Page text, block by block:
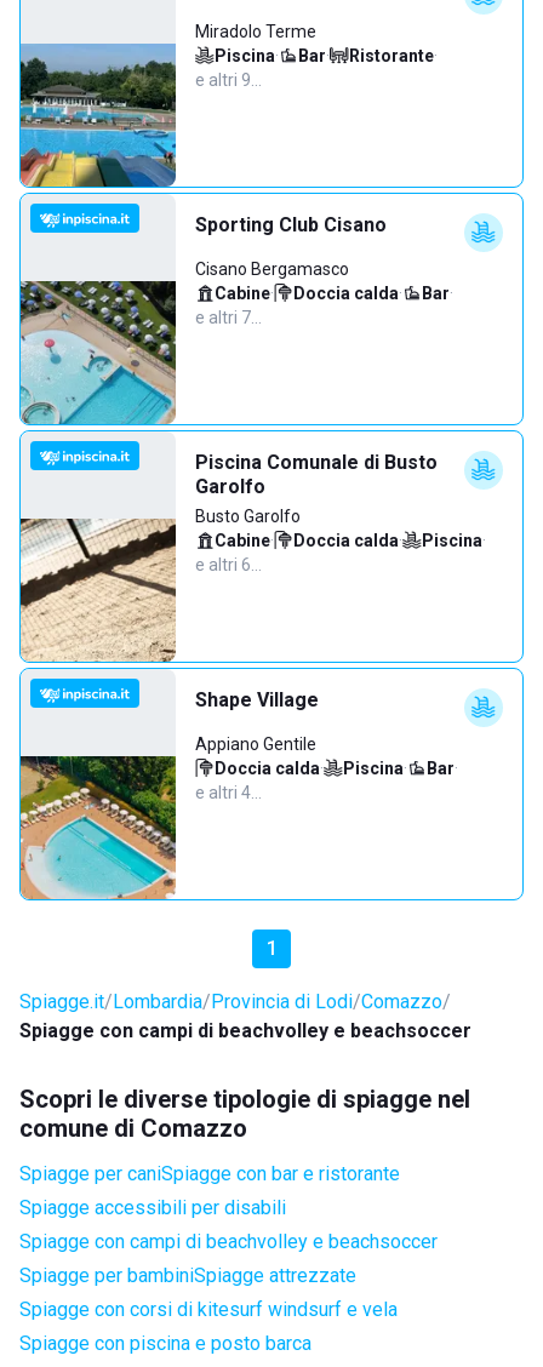
Miradolo Terme
Piscina· Bar· Ristorante·
e altri 9…
Sporting Club Cisano
Cisano Bergamasco
Cabine· Doccia calda· Bar·
e altri 7…
Piscina Comunale di Busto
Garolfo
Busto Garolfo
Cabine· Doccia calda· Piscina·
e altri 6…
Shape Village
Appiano Gentile
Doccia calda· Piscina· Bar·
e altri 4…
1
Spiagge.it Lombardia Provincia di Lodi Comazzo
Spiagge con campi di beachvolley e beachsoccer
Scopri le diverse tipologie di spiagge nel
comune di Comazzo
Spiagge per caniSpiagge con bar e ristorante
Spiagge accessibili per disabili
Spiagge con campi di beachvolley e beachsoccer
Spiagge per bambiniSpiagge attrezzate
Spiagge con corsi di kitesurf windsurf e vela
Spiagge con piscina e posto barca